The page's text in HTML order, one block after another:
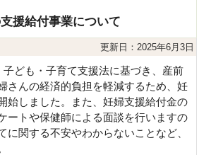
援給付事業について
更新日：2025年6月3日
ども・子育て支援法に基づき、産前
さんの経済的負担を軽減するため、妊
始しました。また、妊婦支援給付金の
ートや保健師による面談を行いますの
に関する不安やわからないことなど、